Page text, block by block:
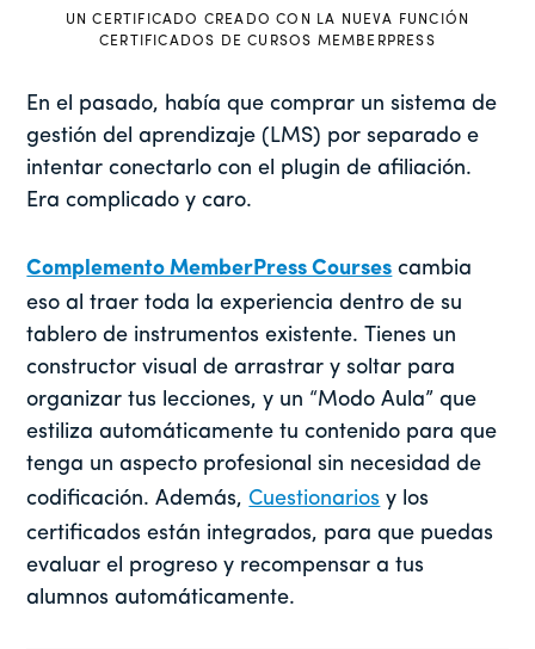
UN CERTIFICADO CREADO CON LA NUEVA FUNCIÓN
CERTIFICADOS DE CURSOS MEMBERPRESS
En el pasado, había que comprar un sistema de
gestión del aprendizaje (LMS) por separado e
intentar conectarlo con el plugin de afiliación.
Era complicado y caro.
Complemento MemberPress Courses cambia
eso al traer toda la experiencia dentro de su
tablero de instrumentos existente. Tienes un
constructor visual de arrastrar y soltar para
organizar tus lecciones, y un “Modo Aula” que
estiliza automáticamente tu contenido para que
tenga un aspecto profesional sin necesidad de
codificación. Además, Cuestionarios y los
certificados están integrados, para que puedas
evaluar el progreso y recompensar a tus
alumnos automáticamente.